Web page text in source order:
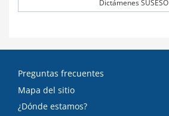
Dictámenes SUSESO
Preguntas frecuentes
Mapa del sitio
¿Dónde estamos?